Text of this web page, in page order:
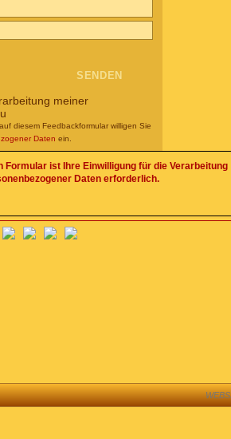
meiner
diesem Feedbackformular willigen Sie
Daten ein.
Formular ist Ihre Einwilligung für die Verarbeitung
Daten erforderlich.